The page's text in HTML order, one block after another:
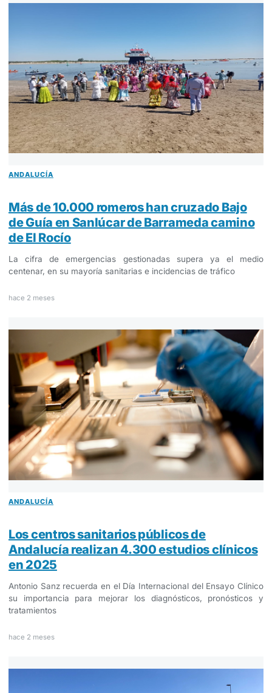
ANDALUCÍA
Más de 10.000 romeros han cruzado Bajo
de Guía en Sanlúcar de Barrameda camino
de El Rocío
La cifra de emergencias gestionadas supera ya el medio
centenar, en su mayoría sanitarias e incidencias de tráfico
hace 2 meses
ANDALUCÍA
Los centros sanitarios públicos de
Andalucía realizan 4.300 estudios clínicos
en 2025
Antonio Sanz recuerda en el Día Internacional del Ensayo Clínico
su importancia para mejorar los diagnósticos, pronósticos y
tratamientos
hace 2 meses